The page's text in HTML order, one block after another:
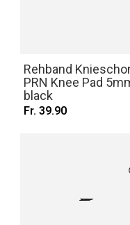
Rehband
PRN Knee Pad
black
Fr. 39.90